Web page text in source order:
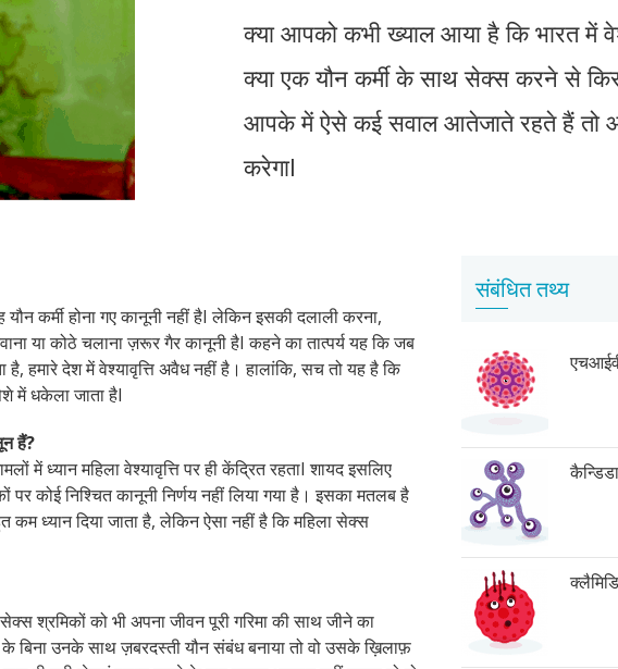
क्या आपको कभी ख्याल आया है कि भारत में
क्या एक यौन कर्मी के साथ सेक्स करने से
आपके में ऐसे कई सवाल आतेजाते रहते हैं
करेगाI
कर्मी होना गए कानूनी नहीं हैIलेकिन इसकी दलाली करना,
या कोठे चलाना ज़रूर गैर कानूनी हैIकहने का तात्पर्य यह कि जब
है,हमारे देश में वेश्यावृत्ति अवैध नहीं है। हालांकि,सच तो यह है कि
में धकेला जाता हैI
हैं?
में ध्यान महिला वेश्यावृत्ति पर ही केंद्रित रहताIशायद इसलिए
पर कोई निश्चित कानूनी निर्णय नहीं लिया गया है। इसका मतलब है
ध्यान दिया जाता है,लेकिन ऐसा नहीं है कि महिला सेक्स
श्रमिकों को भी अपना जीवन पूरी गरिमा की साथ जीने का
बिना उनके साथ ज़बरदस्ती यौन संबंध बनाया तो वो उसके ख़िलाफ़
संबंधित तथ्य
कैन्डिडा